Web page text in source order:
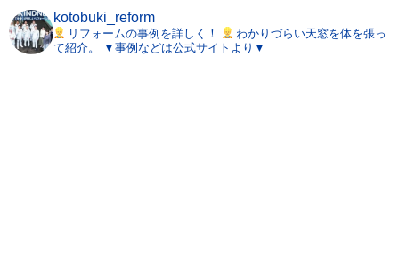
kotobuki_reform
リフォームの事例を詳しく！
わかりづらい天窓を体を張っ
て紹介。
▼事例などは公式サイトより▼